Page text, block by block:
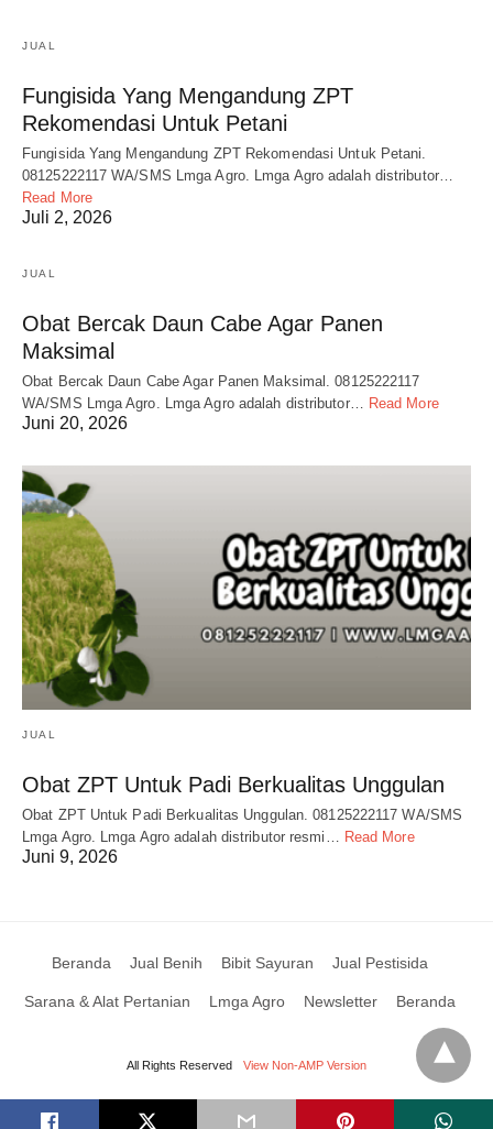
JUAL
Fungisida Yang Mengandung ZPT
Rekomendasi Untuk Petani
Fungisida Yang Mengandung ZPT Rekomendasi Untuk Petani.
08125222117 WA/SMS Lmga Agro. Lmga Agro adalah distributor…
Read More
Juli 2, 2026
JUAL
Obat Bercak Daun Cabe Agar Panen
Maksimal
Obat Bercak Daun Cabe Agar Panen Maksimal. 08125222117
WA/SMS Lmga Agro. Lmga Agro adalah distributor…
Read More
Juni 20, 2026
JUAL
Obat ZPT Untuk Padi Berkualitas Unggulan
Obat ZPT Untuk Padi Berkualitas Unggulan. 08125222117 WA/SMS
Lmga Agro. Lmga Agro adalah distributor resmi… Read More
Juni 9, 2026
Beranda Jual Benih Bibit Sayuran Jual Pestisida
Sarana & Alat Pertanian Lmga Agro Newsletter Beranda
All Rights Reserved View Non-AMP Version